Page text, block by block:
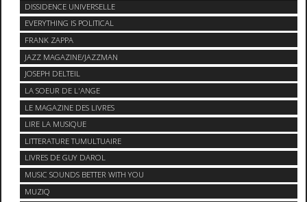
DISSIDENCE UNIVERSELLE
EVERYTHING IS POLITICAL
FRANK ZAPPA
JAZZ MAGAZINE/JAZZMAN
JOSEPH DELTEIL
LA SOEUR DE L'ANGE
LE MAGAZINE DES LIVRES
LIRE LA MUSIQUE
LITTERATURE TUMULTUAIRE
LIVRES DE GUY DAROL
MUSIC SOUNDS BETTER WITH YOU
MUZIQ